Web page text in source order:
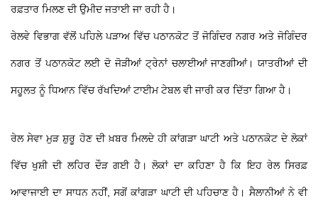
ਰਫ਼ਤਾਰ ਮਿਲਣ ਦੀ ਉਮੀਦ ਜਤਾਈ ਜਾ ਰਹੀ ਹੈ।
ਰੇਲਵੇ ਵਿਭਾਗ ਵੱਲੋਂ ਪਹਿਲੇ ਪੜਾਅ ਵਿੱਚ ਪਠਾਨਕੋਟ ਤੋਂ ਜੋਗਿੰਦਰ ਨਗਰ ਅਤੇ ਜੋਗਿੰਦਰ
ਨਗਰ ਤੋਂ ਪਠਾਨਕੋਟ ਲਈ ਦੋ ਜੋੜੀਆਂ ਟ੍ਰੇਨਾਂ ਚਲਾਈਆਂ ਜਾਣਗੀਆਂ। ਯਾਤਰੀਆਂ ਦੀ
ਸਹੂਲਤ ਨੂੰ ਧਿਆਨ ਵਿੱਚ ਰੱਖਦਿਆਂ ਟਾਈਮ ਟੇਬਲ ਵੀ ਜਾਰੀ ਕਰ ਦਿੱਤਾ ਗਿਆ ਹੈ।
ਰੇਲ ਸੇਵਾ ਮੁੜ ਸ਼ੁਰੂ ਹੋਣ ਦੀ ਖ਼ਬਰ ਮਿਲਦੇ ਹੀ ਕਾਂਗੜਾ ਘਾਟੀ ਅਤੇ ਪਠਾਨਕੋਟ ਦੇ ਲੋਕਾਂ
ਵਿੱਚ ਖੁਸ਼ੀ ਦੀ ਲਹਿਰ ਦੌੜ ਗਈ ਹੈ। ਲੋਕਾਂ ਦਾ ਕਹਿਣਾ ਹੈ ਕਿ ਇਹ ਰੇਲ ਸਿਰਫ਼
ਆਵਾਜਾਈ ਦਾ ਸਾਧਨ ਨਹੀਂ, ਸਗੋਂ ਕਾਂਗੜਾ ਘਾਟੀ ਦੀ ਪਹਿਚਾਣ ਹੈ। ਸੈਲਾਨੀਆਂ ਨੇ ਵੀ